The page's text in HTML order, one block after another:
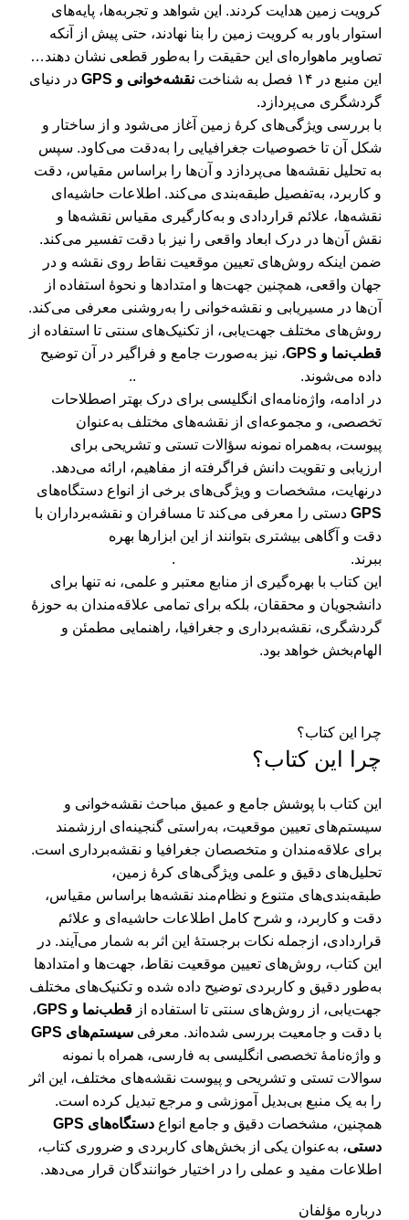
کرویت زمین هدایت کردند. این شواهد و تجربه‌ها، پایه‌های
استوار باور به کرویت زمین را بنا نهادند، حتی پیش از آنکه
تصاویر ماهواره‌ای این حقیقت را به‌طور قطعی نشان دهند…
این منبع در ۱۴ فصل به شناخت
نقشه‌خوانی و GPS
در دنیای
گردشگری می‌پردازد.
با بررسی ویژگی‌های کرۀ زمین آغاز می‌شود و از ساختار و
شکل آن تا خصوصیات جغرافیایی را به‌دقت می‌کاود. سپس
به تحلیل نقشه‌ها می‌پردازد و آن‌ها را براساس مقیاس، دقت
و کاربرد، به‌تفصیل طبقه‌بندی می‌کند. اطلاعات حاشیه‌ای
نقشه‌ها، علائم قراردادی و به‌کارگیری مقیاس نقشه‌ها و
نقش آن‌ها در درک ابعاد واقعی را نیز با دقت تفسیر می‌کند.
ضمن اینکه روش‌های تعیین موقعیت نقاط روی نقشه و در
جهان واقعی، همچنین جهت‌ها و امتدادها و نحوۀ استفاده از
آن‌ها در مسیریابی و نقشه‌خوانی را به‌روشنی معرفی می‌کند.
روش‌های مختلف جهت‌یابی، از تکنیک‌های سنتی تا استفاده از
قطب‌نما و GPS
، نیز به‌صورت جامع و فراگیر در آن توضیح
داده می‌شوند. ..
در ادامه، واژه‌نامه‌ای انگلیسی برای درک بهتر اصطلاحات
تخصصی، و مجموعه‌ای از نقشه‌های مختلف به‌عنوان
پیوست، به‌همراه نمونه سؤالات تستی و تشریحی برای
ارزیابی و تقویت دانش فراگرفته از مفاهیم، ارائه می‌دهد.
درنهایت، مشخصات و ویژگی‌های برخی از انواع دستگاه‌های
GPS دستی را معرفی می‌کند تا مسافران و نقشه‌برداران با
دقت و آگاهی بیشتری بتوانند از این ابزارها بهره
ببرند. .
این کتاب با بهره‌گیری از منابع معتبر و علمی، نه تنها برای
دانشجویان و محققان، بلکه برای تمامی علاقه‌مندان به حوزۀ
گردشگری،‌ نقشه‌برداری و جغرافیا، راهنمایی مطمئن و
الهام‌بخش خواهد بود.
چرا این کتاب؟
چرا این کتاب؟
این کتاب با پوشش جامع و عمیق مباحث نقشه‌خوانی و
سیستم‌های تعیین موقعیت، به‌راستی گنجینه‌ای ارزشمند
برای علاقه‌مندان و متخصصان جغرافیا و نقشه‌برداری است.
تحلیل‌های دقیق و علمی ویژگی‌های کرۀ زمین،
طبقه‌بندی‌های متنوع و نظام‌مند نقشه‌ها براساس مقیاس،
دقت و کاربرد، و شرح کامل اطلاعات حاشیه‌ای و علائم
قراردادی، ازجمله نکات برجستۀ این اثر به شمار می‌آیند. در
این کتاب، روش‌های تعیین موقعیت نقاط، جهت‌ها و امتدادها
به‌طور دقیق و کاربردی توضیح داده شده و تکنیک‌های مختلف
جهت‌یابی، از روش‌های سنتی تا استفاده از قطب‌نما و GPS
،
با دقت و جامعیت بررسی شده‌اند. معرفی سیستم‌های GPS
و واژه‌نامۀ تخصصی انگلیسی به فارسی، همراه با نمونه
سوالات تستی و تشریحی و پیوست نقشه‌های مختلف، این اثر
را به یک منبع بی‌بدیل آموزشی و مرجع تبدیل کرده است.
همچنین، مشخصات دقیق و جامع انواع
دستگاه‌های GPS
دستی، به‌عنوان یکی از بخش‌های کاربردی و ضروری کتاب،
اطلاعات مفید و عملی را در اختیار خوانندگان قرار می‌دهد.
درباره مؤلفان